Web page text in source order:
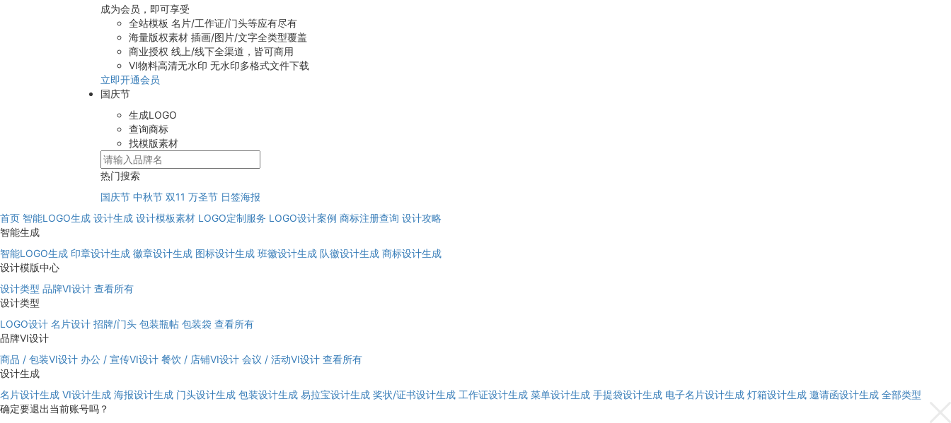
成为会员，即可享受
全站模板 名片/工作证/门头等应有尽有
海量版权素材 插画/图片/文字全类型覆盖
商业授权 线上/线下全渠道，皆可商用
VI物料高清无水印 无水印多格式文件下载
立即开通会员
国庆节
生成LOGO
查询商标
找模版素材
热门搜索
国庆节 中秋节 双11 万圣节 日签海报
首页 智能LOGO生成 设计生成 设计模板素材 LOGO定制服务 LOGO设计案例 商标注册查询 设计攻略
智能生成
智能LOGO生成 印章设计生成 徽章设计生成 图标设计生成 班徽设计生成 队徽设计生成 商标设计生成
设计模版中心
设计类型 品牌VI设计 查看所有
设计类型
LOGO设计 名片设计 招牌/门头 包装瓶帖 包装袋 查看所有
品牌VI设计
商品 / 包装VI设计 办公 / 宣传VI设计 餐饮 / 店铺VI设计 会议 / 活动VI设计 查看所有
设计生成
名片设计生成 VI设计生成 海报设计生成 门头设计生成 包装设计生成 易拉宝设计生成 奖状/证书设计生成 工作证设计生成 菜单设计生成 手提袋设计生成 电子名片设计生成 灯箱设计生成 邀请函设计生成 全部类型
确定要退出当前账号吗？